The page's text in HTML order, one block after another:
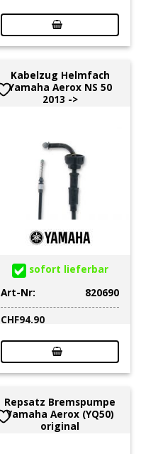
Kabelzug Helmfach
Yamaha Aerox NS 50
2013 ->
sofort lieferbar
Art-Nr:
820690
CHF94.90
Repsatz Bremspumpe
Yamaha Aerox (YQ50)
original